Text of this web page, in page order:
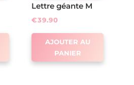
Lettre géante M
€39.90
AJOUTER AU
PANIER